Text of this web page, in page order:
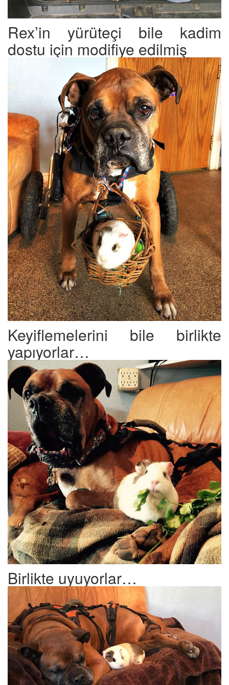
Rex’in yürüteçi bile kadim
dostu için modifiye edilmiş
Keyiflemelerini bile birlikte
yapıyorlar…
Birlikte uyuyorlar…